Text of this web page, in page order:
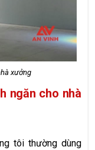
xưởng
ngăn cho nhà
tôi thường dùng